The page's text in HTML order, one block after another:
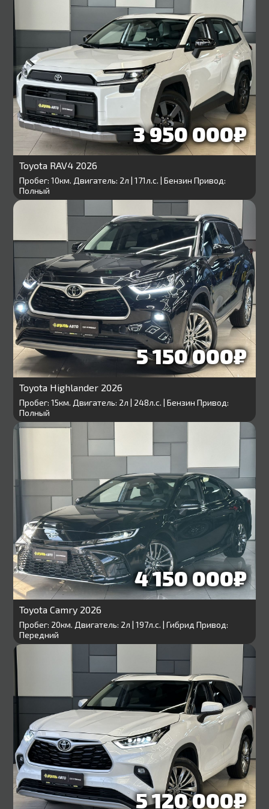
3 950 000₽
Toyota RAV4 2026
Пробег: 10км. Двигатель: 2л | 171л.с. | Бензин Привод:
Полный
5 150 000₽
Toyota Highlander 2026
Пробег: 15км. Двигатель: 2л | 248л.с. | Бензин Привод:
Полный
4 150 000₽
Toyota Camry 2026
Пробег: 20км. Двигатель: 2л | 197л.с. | Гибрид Привод:
Передний
5 120 000₽